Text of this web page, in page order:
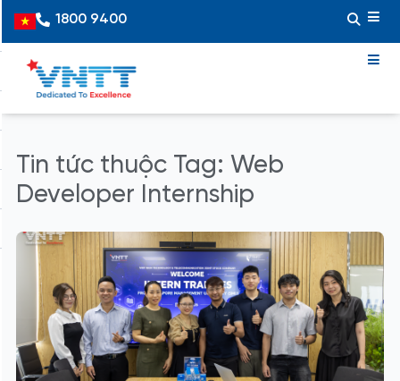
content
Vietnamese
1800 9400
Tin tức thuộc Tag: Web
Developer Internship